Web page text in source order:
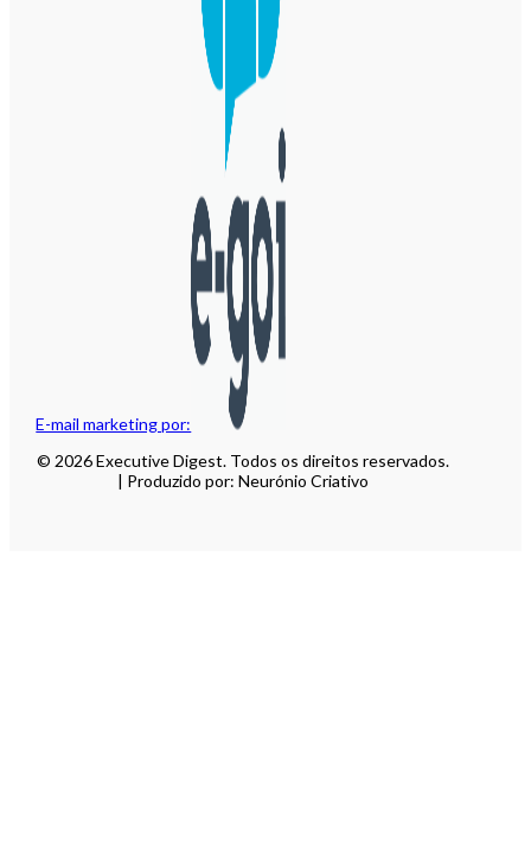
E-mail marketing por:
© 2026 Executive Digest. Todos os direitos reservados.
| Produzido por: Neurónio Criativo